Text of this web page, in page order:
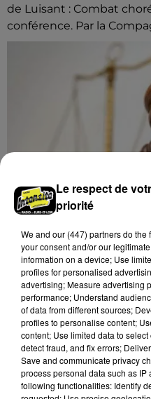
de Luisant : Combat
conférence. Par la
18h17
LE COUDRAY -
TSF, TÉLÉPHONES
Mardi 15 décembre à
Coudray : vente aux
Le respect de
priorité
We and our (447) partnersdo the
your consent and/or our
information on a device; Use
profiles for personalised
advertising; Measure advertising
performance; Understand
of data from different sources;
profiles to personalise content;
content; Use limited data to
detect fraud, and fix errors;
Save and communicate privacy
process personal data such as
following functionalities: Identify